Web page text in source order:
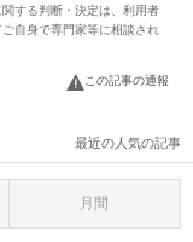
する判断・決定は、利用者
自身で専門家等に相談され
この記事の通報
最近の人気の記事
月間